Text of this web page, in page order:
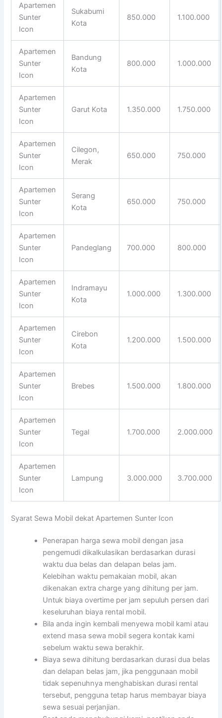
Apartemen
Sunter
Icon
Sukabumi
Kota
850.000 1.100.000
Apartemen
Sunter
Icon
Bandung
Kota
800.000 1.000.000
Apartemen
Sunter
Icon
Garut Kota 1.350.000 1.750.000
Apartemen
Sunter
Icon
Cilegon,
Merak
650.000 750.000
Apartemen
Sunter
Icon
Serang
Kota
650.000 750.000
Apartemen
Sunter
Icon
Pandeglang 700.000 800.000
Apartemen
Sunter
Icon
Indramayu
Kota
1.000.000 1.300.000
Apartemen
Sunter
Icon
Cirebon
Kota
1.200.000 1.500.000
Apartemen
Sunter
Icon
Brebes 1.500.000 1.800.000
Apartemen
Sunter
Icon
Tegal 1.700.000 2.000.000
Apartemen
Sunter
Icon
Lampung 3.000.000 3.700.000
Syarat Sewa Mobil dekat Apartemen Sunter Icon
Penerapan harga sewa mobil dengan jasa
pengemudi dikalkulasikan berdasarkan durasi
waktu dua belas dan delapan belas jam.
Kelebihan waktu pemakaian mobil, akan
dikenakan extra charge yang dihitung per jam.
Untuk biaya overtime per jam sepuluh persen dari
keseluruhan biaya rental mobil.
Bila anda ingin kembali menyewa mobil kami atau
extend masa sewa mobil segera kontak kami
sebelum waktu sewa berakhir.
Biaya sewa dihitung berdasarkan durasi dua belas
dan delapan belas jam, jika penggunaan mobil
tidak sepenuhnya menghabiskan durasi rental
tersebut, pengguna tetap harus membayar biaya
sewa sesuai perjanjian.